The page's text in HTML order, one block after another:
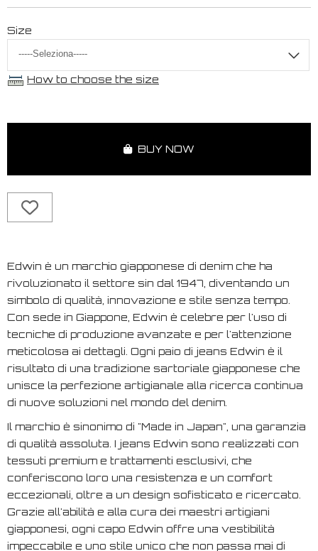
Size
How to choose the size
BUY NOW
Edwin è un marchio giapponese di denim che ha
rivoluzionato il settore sin dal 1947, diventando un
simbolo di qualità, innovazione e stile senza tempo.
Con sede in Giappone, Edwin è celebre per l'uso di
tecniche di produzione avanzate e per l'attenzione
meticolosa ai dettagli. Ogni paio di jeans Edwin è il
risultato di una tradizione sartoriale giapponese che
unisce la perfezione artigianale alla ricerca continua
di nuove soluzioni nel mondo del denim.
Il marchio è sinonimo di "Made in Japan", una garanzia
di qualità assoluta. I jeans Edwin sono realizzati con
tessuti premium e trattamenti esclusivi, che
conferiscono loro una resistenza e un comfort
eccezionali, oltre a un design sofisticato e ricercato.
Grazie all'abilità e alla cura dei maestri artigiani
giapponesi, ogni capo Edwin offre una vestibilità
impeccabile e uno stile unico che non passa mai di